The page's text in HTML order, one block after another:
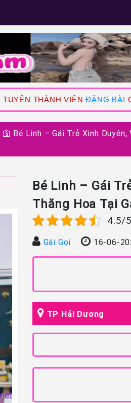
TUYỂN THÀNH VIÊNĐĂNG BÀI
🛐 Bé Linh – Gái Trẻ Xinh
Bé Linh – Gái
Thăng Hoa Tại
4.5/
Gái Gọi 16-06-
TP Hải Dương